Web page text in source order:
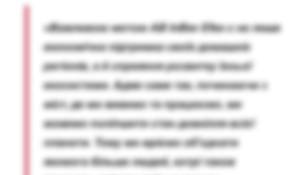
«Важливою метою AB InBev Efes є не лише
економічна підтримка своїх домашніх
регіонів, а й сприяння розвитку їхньої
екосистеми. Адже саме так, починаючи з
міст, де ми живемо та працюємо, ми
можемо поліпшити стан довкілля всієї
планети. Тому ми мріємо об’єднати
якомога більше людей, котрі також